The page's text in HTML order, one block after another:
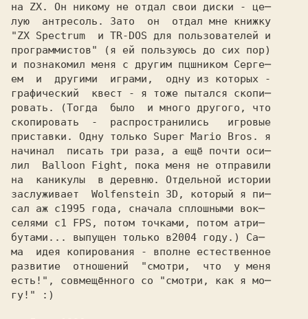
на ZX. Он никому не отдал свои диски - це─
лую  антресоль. Зато  он  отдал мне книжку
"ZX Spectrum  и TR-DOS для пользователей и
программистов" (я ей пользуюсь до сих пор)
и познакомил меня с другим пцшником Серге─
ем  и  другими  играми,  одну из которых -
графический  квест - я тоже пытался скопи─
ровать. (Тогда  было  и много другого, что
скопировать  -  распространились   игровые
приставки. Одну только Super Mario Bros. я
начинал  писать три раза, а ещё почти оси─
лил  Balloon Fight, пока меня не отправили
на  каникулы  в деревню. Отдельной истории
заслуживает  Wolfenstein 3D, который я пи─
сал аж с
селями с
бутами... выпущен только в
ма  идея копирования - вполне естественное
развитие  отношений  "смотри,  что  у меня
есть!", совмещённого со "смотри, как я мо─
гу!" :)